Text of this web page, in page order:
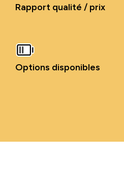
Rapport qualité / prix
Options disponibles